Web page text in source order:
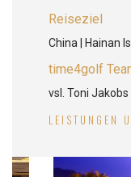
Reiseziel
China | Hainan
time4golf
vsl. Toni Jakobs
LEISTUNGEN